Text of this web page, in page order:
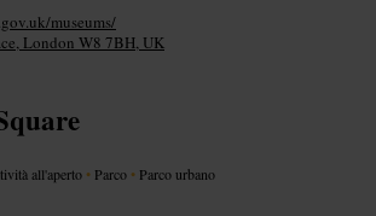
museums/
London W8 7BH, UK
all'aperto • Parco • Parco urbano